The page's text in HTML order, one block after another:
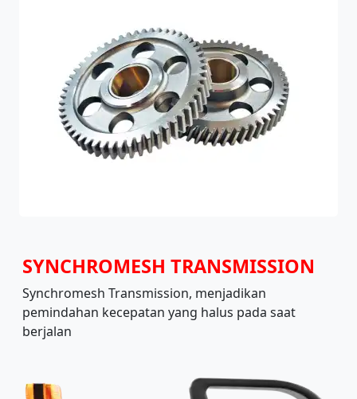
SYNCHROMESH TRANSMISSION
Synchromesh Transmission, menjadikan
pemindahan kecepatan yang halus pada saat
berjalan